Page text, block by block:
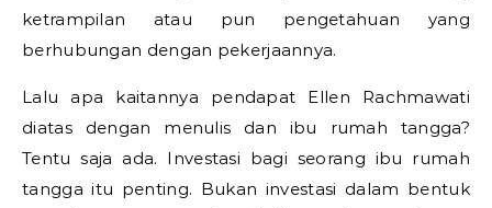
ketrampilan atau pun pengetahuan yang
berhubungan dengan pekerjaannya.
Lalu apa kaitannya pendapat Ellen Rachmawati
diatas dengan menulis dan ibu rumah tangga?
Tentu saja ada. Investasi bagi seorang ibu rumah
tangga itu penting. Bukan investasi dalam bentuk